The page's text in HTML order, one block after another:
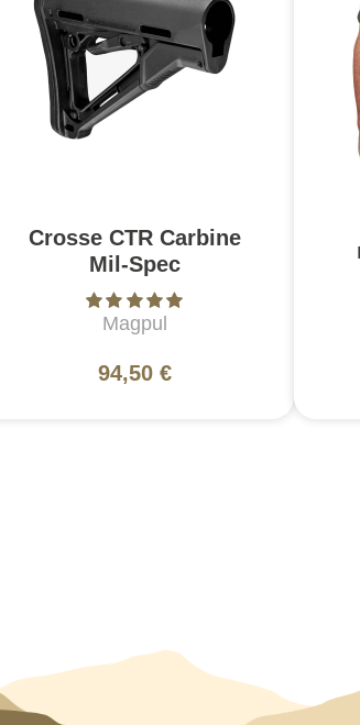
Crosse CTR Carbine
Mil-Spec
Magpul
94,50 €